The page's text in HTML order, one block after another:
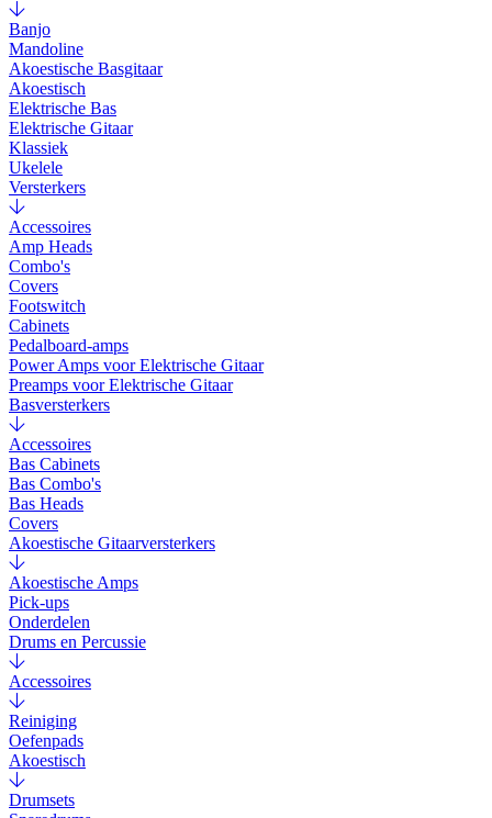
Banjo
Mandoline
Akoestische Basgitaar
Akoestisch
Elektrische Bas
Elektrische Gitaar
Klassiek
Ukelele
Versterkers
Accessoires
Amp Heads
Combo's
Covers
Footswitch
Cabinets
Pedalboard-amps
Power Amps voor Elektrische Gitaar
Preamps voor Elektrische Gitaar
Basversterkers
Accessoires
Bas Cabinets
Bas Combo's
Bas Heads
Covers
Akoestische Gitaarversterkers
Akoestische Amps
Pick-ups
Onderdelen
Drums en Percussie
Accessoires
Reiniging
Oefenpads
Akoestisch
Drumsets